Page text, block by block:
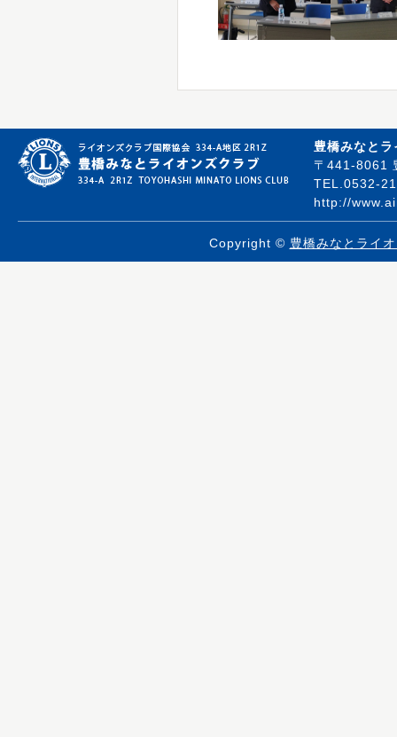
豊橋みなと
〒441-8061
TEL.0532-
http://
Copyright © 豊橋みなとライ